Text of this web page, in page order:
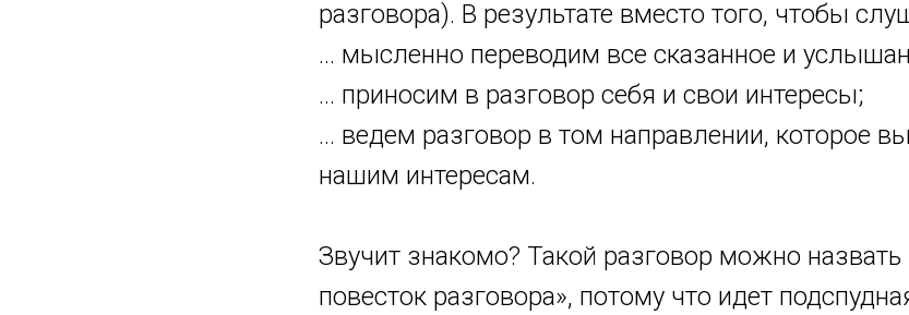
разговора). В результате вместо того, чтобы
… мысленно переводим все сказанное и
… приносим в разговор себя и свои интересы;
… ведем разговор в том направлении, которое
нашим интересам.
Звучит знакомо? Такой разговор можно
повесток разговора», потому что идет